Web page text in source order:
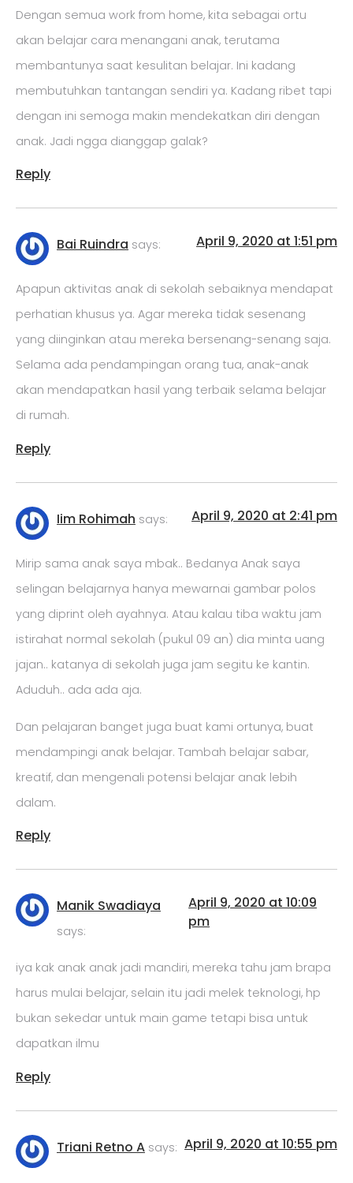
Dengan semua work from home, kita sebagai ortu
akan belajar cara menangani anak, terutama
membantunya saat kesulitan belajar. Ini kadang
membutuhkan tantangan sendiri ya. Kadang ribet tapi
dengan ini semoga makin mendekatkan diri dengan
anak. Jadi ngga dianggap galak?
Reply
Bai Ruindra says: April 9, 2020 at 1:51 pm
Apapun aktivitas anak di sekolah sebaiknya mendapat
perhatian khusus ya. Agar mereka tidak sesenang
yang diinginkan atau mereka bersenang-senang saja.
Selama ada pendampingan orang tua, anak-anak
akan mendapatkan hasil yang terbaik selama belajar
di rumah.
Reply
Iim Rohimah says: April 9, 2020 at 2:41 pm
Mirip sama anak saya mbak.. Bedanya Anak saya
selingan belajarnya hanya mewarnai gambar polos
yang diprint oleh ayahnya. Atau kalau tiba waktu jam
istirahat normal sekolah (pukul 09 an) dia minta uang
jajan.. katanya di sekolah juga jam segitu ke kantin.
Aduduh.. ada ada aja.
Dan pelajaran banget juga buat kami ortunya, buat
mendampingi anak belajar. Tambah belajar sabar,
kreatif, dan mengenali potensi belajar anak lebih
dalam.
Reply
Manik Swadiaya
says:
April 9, 2020 at 10:09
pm
iya kak anak anak jadi mandiri, mereka tahu jam brapa
harus mulai belajar, selain itu jadi melek teknologi, hp
bukan sekedar untuk main game tetapi bisa untuk
dapatkan ilmu
Reply
Triani Retno A says: April 9, 2020 at 10:55 pm